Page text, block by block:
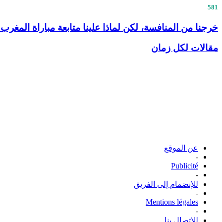
581
خرجنا من المنافسة، لكن لماذا علينا متابعة مباراة
مقالات لكل زمان
عن الموقع
-
Publicité
-
للإنضمام إلى الفريق
-
Mentions légales
-
للإتصال بنا